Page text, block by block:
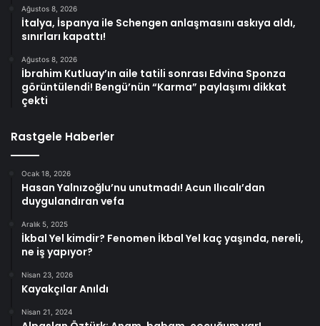
Ağustos 8, 2026
İtalya, İspanya ile Schengen anlaşmasını askıya aldı,
sınırları kapattı!
Ağustos 8, 2026
İbrahim Kutluay’ın aile tatili sonrası Edvina Sponza
görüntülendi! Bengü’nün “Karma” paylaşımı dikkat
çekti
Rastgele Haberler
Ocak 18, 2026
Hasan Yalnızoğlu’nu unutmadı! Acun Ilıcalı’dan
duygulandıran vefa
Aralık 5, 2025
İkbal Yel kimdir? Fenomen İkbal Yel kaç yaşında, nereli,
ne iş yapıyor?
Nisan 23, 2026
Kayakçılar Anıldı
Nisan 21, 2024